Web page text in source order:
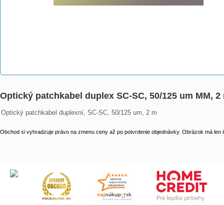
Optický patchkabel duplex SC-SC, 50/125 um MM, 2
Optický patchkabel duplexní, SC-SC, 50/125 um, 2 m
Obchod si vyhradzuje právo na zmenu ceny až po potvrdenie objednávky. Obrázok má len